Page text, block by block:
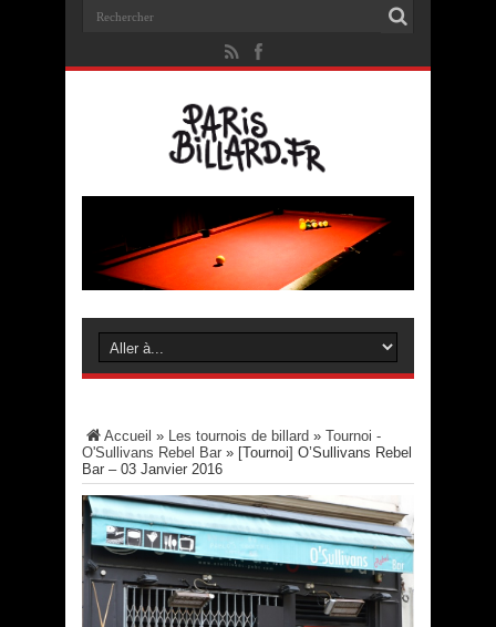
Accueil » Les tournois de billard » Tournoi -
O'Sullivans Rebel Bar » [Tournoi] O’Sullivans Rebel
Bar – 03 Janvier 2016